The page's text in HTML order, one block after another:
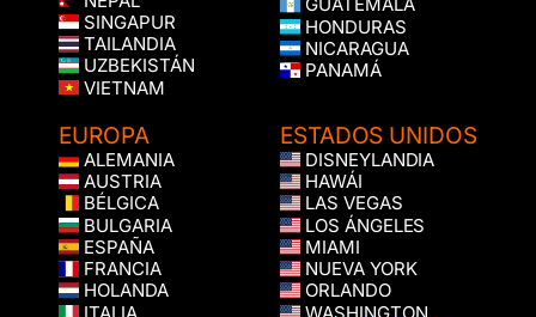
SINGAPUR
TAILANDIA
UZBEKISTÁN
VIETNAM
GUATEMALA
HONDURAS
NICARAGUA
PANAMÁ
EUROPA
ALEMANIA
AUSTRIA
BÉLGICA
BULGARIA
ESPAÑA
FRANCIA
HOLANDA
ESTADOS UNIDOS
DISNEYLANDIA
HAWÁI
LAS VEGAS
LOS ÁNGELES
MIAMI
NUEVA YORK
ORLANDO